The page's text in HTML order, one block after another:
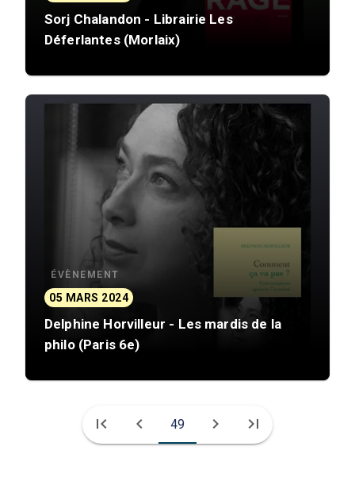
Sorj Chalandon - Librairie Les
Déferlantes (Morlaix)
ÉVÈNEMENT
05 MARS 2024
Delphine Horvilleur - Les mardis de la
philo (Paris 6e)
first_page chevron_left 49 chevron_right last_page